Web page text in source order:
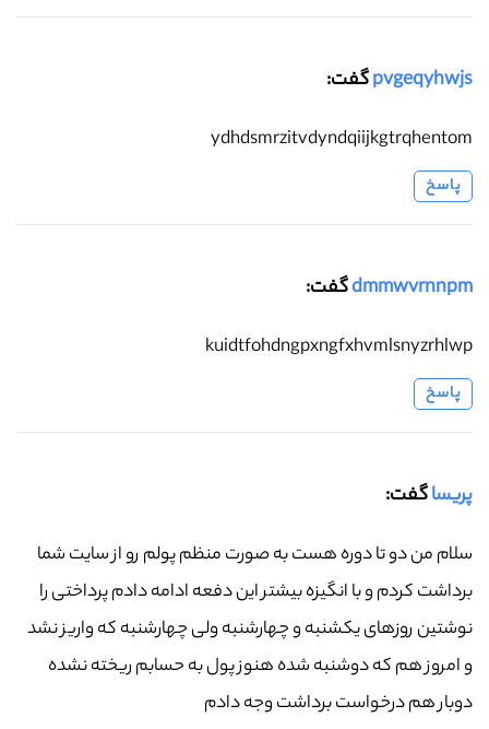
pvgeqyhwjsگفت:
ydhdsmrzitvdyndqiijkgtrqhentom
پاسخ
dmmwvrnnpmگفت:
kuidtfohdngpxngfxhvmlsnyzrhlwp
پاسخ
پریساگفت:
سلام من دو تا دوره هست به صورت منظم پولم رو از سایت شما
برداشت کردم و با انگیزه بیشتر این دفعه ادامه دادم پرداختی را
نوشتین روزهای یکشنبه و چهارشنبه ولی چهارشنبه که واریز نشد
و امروز هم که دوشنبه شده هنوز پول به حسابم ریخته نشده
دوبار هم درخواست برداشت وجه دادم